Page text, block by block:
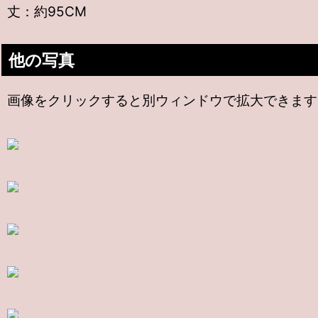
丈：約95CM
他の写真
画像をクリックすると別ウィンドウで拡大できま